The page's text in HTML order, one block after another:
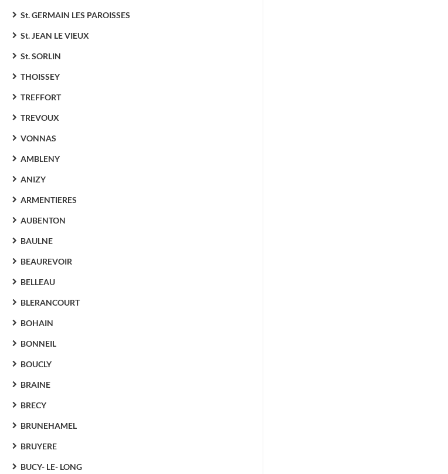
St. GERMAIN LES PAROISSES
St. JEAN LE VIEUX
St. SORLIN
THOISSEY
TREFFORT
TREVOUX
VONNAS
AMBLENY
ANIZY
ARMENTIERES
AUBENTON
BAULNE
BEAUREVOIR
BELLEAU
BLERANCOURT
BOHAIN
BONNEIL
BOUCLY
BRAINE
BRECY
BRUNEHAMEL
BRUYERE
BUCY- LE- LONG